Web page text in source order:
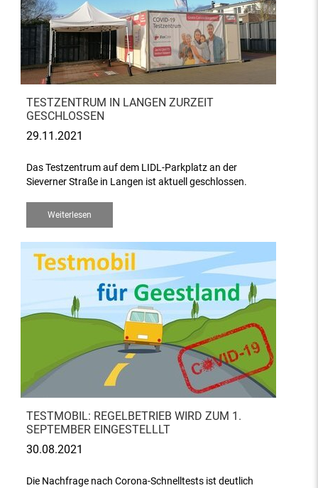
TESTZENTRUM IN LANGEN ZURZEIT
GESCHLOSSEN
29.11.2021
Das Testzentrum auf dem LIDL-Parkplatz an der
Sieverner Straße in Langen ist aktuell geschlossen.
Weiterlesen
TESTMOBIL: REGELBETRIEB WIRD ZUM 1.
SEPTEMBER EINGESTELLLT
30.08.2021
Die Nachfrage nach Corona-Schnelltests ist deutlich